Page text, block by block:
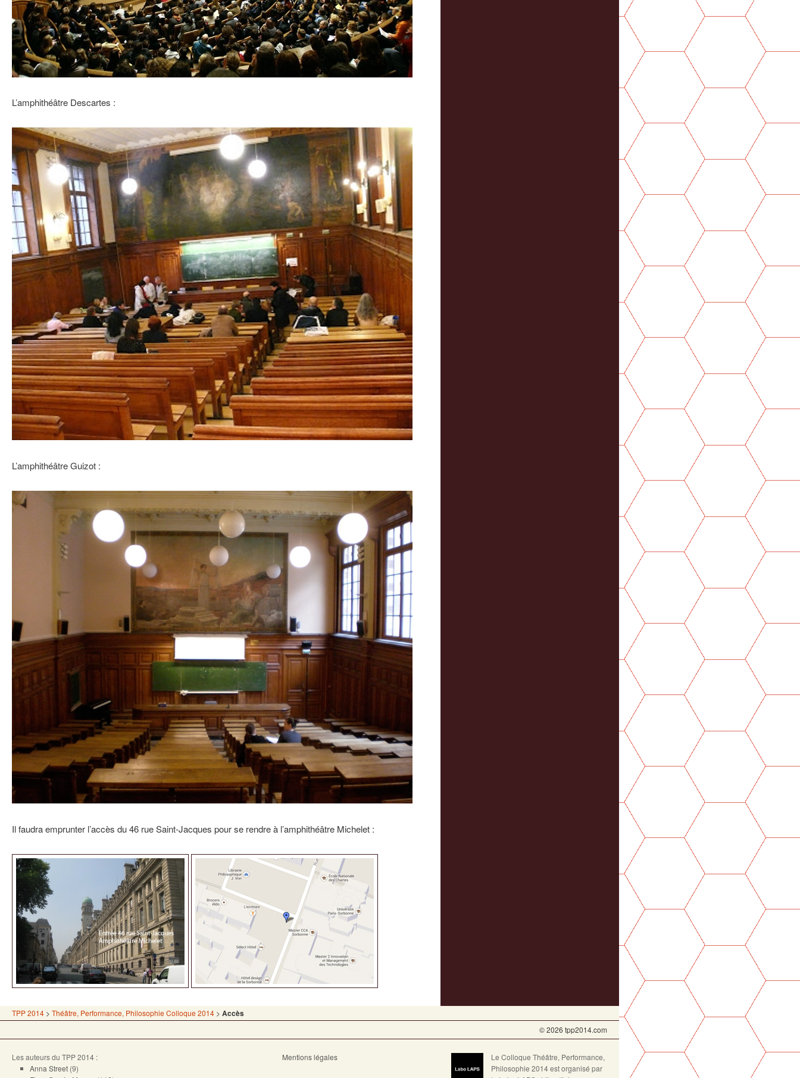
L’amphithéâtre Descartes :
L’amphithéâtre Guizot :
Il faudra emprunter l’accès du 46 rue Saint-Jacques pour se rendre à l’amphithéâtre Michelet :
TPP 2014 > Théâtre, Performance, Philosophie Colloque 2014 > Accès
© 2026 tpp2014.com
Les auteurs du TPP 2014 :
Anna Street (9)
Mentions légales
Le Colloque Théâtre, Performance,
Philosophie 2014 est organisé par